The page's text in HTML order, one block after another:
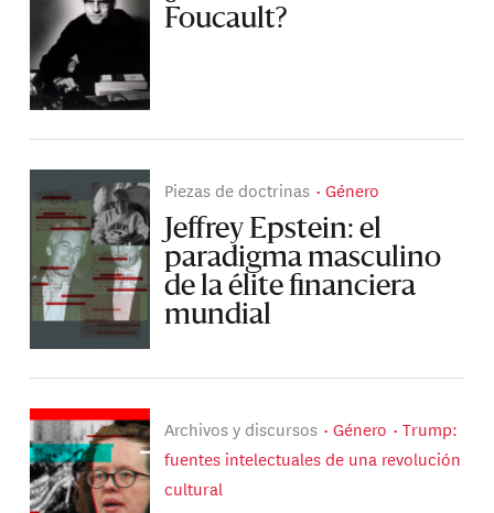
Foucault?
Piezas de doctrinas Género
Jeffrey Epstein: el
paradigma masculino
de la élite financiera
mundial
Archivos y discursos Género
Trump:
fuentes intelectuales de una revolución
cultural